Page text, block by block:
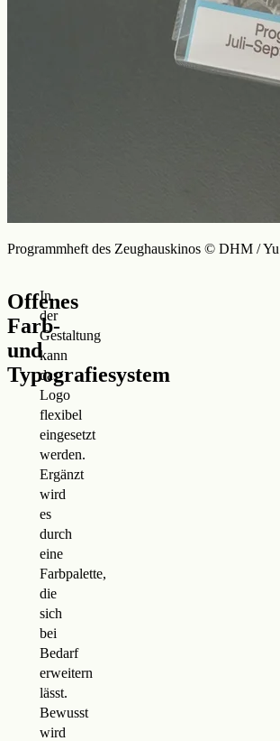
Programmheft des Zeughauskinos © DHM /
Offenes
Farb-
und
Typografiesystem
In
der
Gestaltung
kann
das
Logo
flexibel
eingesetzt
werden.
Ergänzt
wird
es
durch
eine
Farbpalette,
die
sich
bei
Bedarf
erweitern
lässt.
Bewusst
wird